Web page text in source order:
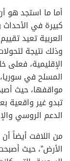
أما ما استجد هو
كبيرة في الأحداث
العربية تعيد
وذلك نتيجة
الإقليمية، فعلى
المسلح في
مواقفها، حيث
تبدو غير واقعية
الدعم الروسي
من اللافت أيضاً
الأرض”، حيث